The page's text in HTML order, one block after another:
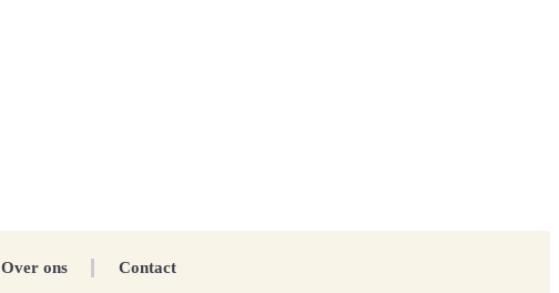
Over ons Contact